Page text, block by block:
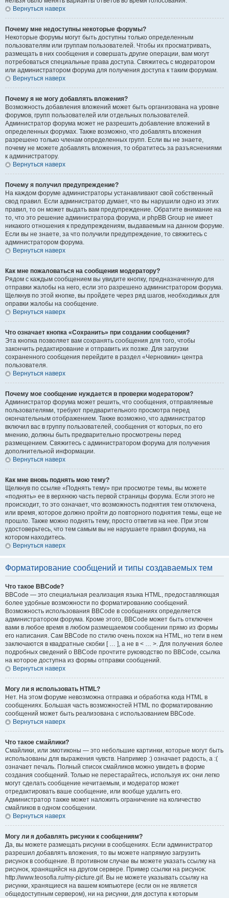
Вернуться наверх
Почему мне недоступны некоторые форумы?
Некоторые форумы могут быть доступны только определенным
пользователям или группам пользователей. Чтобы их просматривать,
размещать в них сообщения и совершать другие операции, вам могут
потребоваться специальные права доступа. Свяжитесь с модератором
или администратором форума для получения доступа к таким форумам.
Вернуться наверх
Почему я не могу добавлять вложения?
Возможность добавления вложений может быть организована на уровне
форумов, групп пользователей или отдельных пользователей.
Администратор форума может не разрешить добавление вложений в
определенных форумах. Также возможно, что добавлять вложения
разрешено только членам определенных групп. Если вы не знаете,
почему не можете добавлять вложения, то обратитесь за разъяснениями
к администратору.
Вернуться наверх
Почему я получил предупреждение?
На каждом форуме администраторы устанавливают свой собственный
свод правил. Если администратор думает, что вы нарушили одно из этих
правил, то он может выдать вам предупреждение. Обратите внимание на
то, что это решение администратора форума, и phpBB Group не имеет
никакого отношения к предупреждениям, выдаваемым на данном форуме.
Если вы не знаете, за что получили предупреждение, то свяжитесь с
администратором форума.
Вернуться наверх
Как мне пожаловаться на сообщения модератору?
Рядом с каждым сообщением вы увидите кнопку, предназначенную для
отправки жалобы на него, если это разрешено администратором форума.
Щелкнув по этой кнопке, вы пройдете через ряд шагов, необходимых для
оправки жалобы на сообщение.
Вернуться наверх
Что означает кнопка «Сохранить» при создании сообщения?
Эта кнопка позволяет вам сохранять сообщения для того, чтобы
закончить редактирование и отправить их позже. Для загрузки
сохраненного сообщения перейдите в раздел «Черновики» центра
пользователя.
Вернуться наверх
Почему мое сообщение нуждается в проверки модератором?
Администратор форума может решить, что сообщения, отправляемые
пользователями, требуют предварительного просмотра перед
окончательным отображением. Также возможно, что администратор
включил вас в группу пользователей, сообщения от которых, по его
мнению, должны быть предварительно просмотрены перед
размещением. Свяжитесь с администратором форума для получения
дополнительной информации.
Вернуться наверх
Как мне вновь поднять мою тему?
Щелкнув по ссылке «Поднять тему» при просмотре темы, вы можете
«поднять» ее в верхнюю часть первой страницы форума. Если этого не
происходит, то это означает, что возможность поднятия тем отключена,
или время, которое должно пройти до повторного поднятия темы, еще не
прошло. Также можно поднять тему, просто ответив на нее. При этом
удостоверьтесь, что тем самым вы не нарушаете правил форума, на
котором находитесь.
Вернуться наверх
Форматирование сообщений и типы создаваемых тем
Что такое BBCode?
BBCode — это специальная реализация языка HTML, предоставляющая
более удобные возможности по форматированию сообщений.
Возможность использования BBCode в сообщениях определяется
администратором форума. Кроме этого, BBCode может быть отключен
вами в любое время в любом размещаемом сообщении прямо из формы
его написания. Сам BBCode по стилю очень похож на HTML, но теги в нем
заключаются в квадратные скобки [ … ], а не в < … >. Для получения более
подробных сведений о BBCode прочтите руководство по BBCode, ссылка
на которое доступна из формы отправки сообщений.
Вернуться наверх
Могу ли я использовать HTML?
Нет. На этом форуме невозможна отправка и обработка кода HTML в
сообщениях. Большая часть возможностей HTML по форматированию
сообщений может быть реализована с использованием BBCode.
Вернуться наверх
Что такое смайлики?
Смайлики, или эмотиконы — это небольшие картинки, которые могут быть
использованы для выражения чувств. Например :) означает радость, а :(
означает печаль. Полный список смайликов можно увидеть в форме
создания сообщений. Только не перестарайтесь, используя их: они легко
могут сделать сообщение нечитаемым, и модератор может
отредактировать ваше сообщение, или вообще удалить его.
Администратор также может наложить ограничение на количество
смайликов в одном сообщении.
Вернуться наверх
Могу ли я добавлять рисунки к сообщениям?
Да, вы можете размещать рисунки в сообщениях. Если администратор
разрешил добавлять вложения, то вы можете напрямую загрузить
рисунок в сообщение. В противном случае вы можете указать ссылку на
рисунок, хранящийся на другом сервере. Пример ссылки на рисунок:
http://www.teosofia.ru/my-picture.gif. Вы не можете указывать ссылку на
рисунки, хранящиеся на вашем компьютере (если он не является
общедоступным сервером), ни на рисунки, для доступа к которым